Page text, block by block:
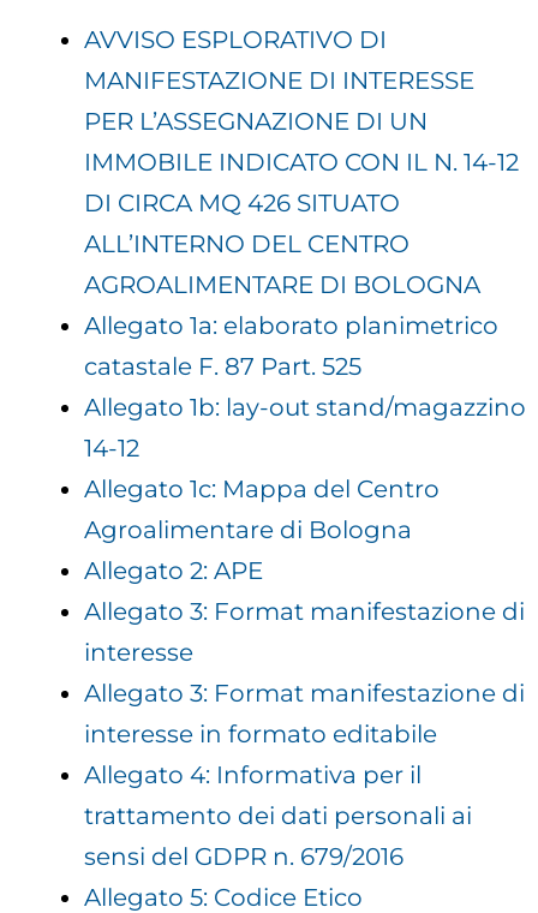
AVVISO ESPLORATIVO DI
MANIFESTAZIONE DI INTERESSE
PER L’ASSEGNAZIONE DI UN
IMMOBILE INDICATO CON IL N. 14-12
DI CIRCA MQ 426 SITUATO
ALL’INTERNO DEL CENTRO
AGROALIMENTARE DI BOLOGNA
Allegato 1a: elaborato planimetrico
catastale F. 87 Part. 525
Allegato 1b: lay-out stand/magazzino
14-12
Allegato 1c: Mappa del Centro
Agroalimentare di Bologna
Allegato 2: APE
Allegato 3: Format manifestazione di
interesse
Allegato 3: Format manifestazione di
interesse in formato editabile
Allegato 4: Informativa per il
trattamento dei dati personali ai
sensi del GDPR n. 679/2016
Allegato 5: Codice Etico